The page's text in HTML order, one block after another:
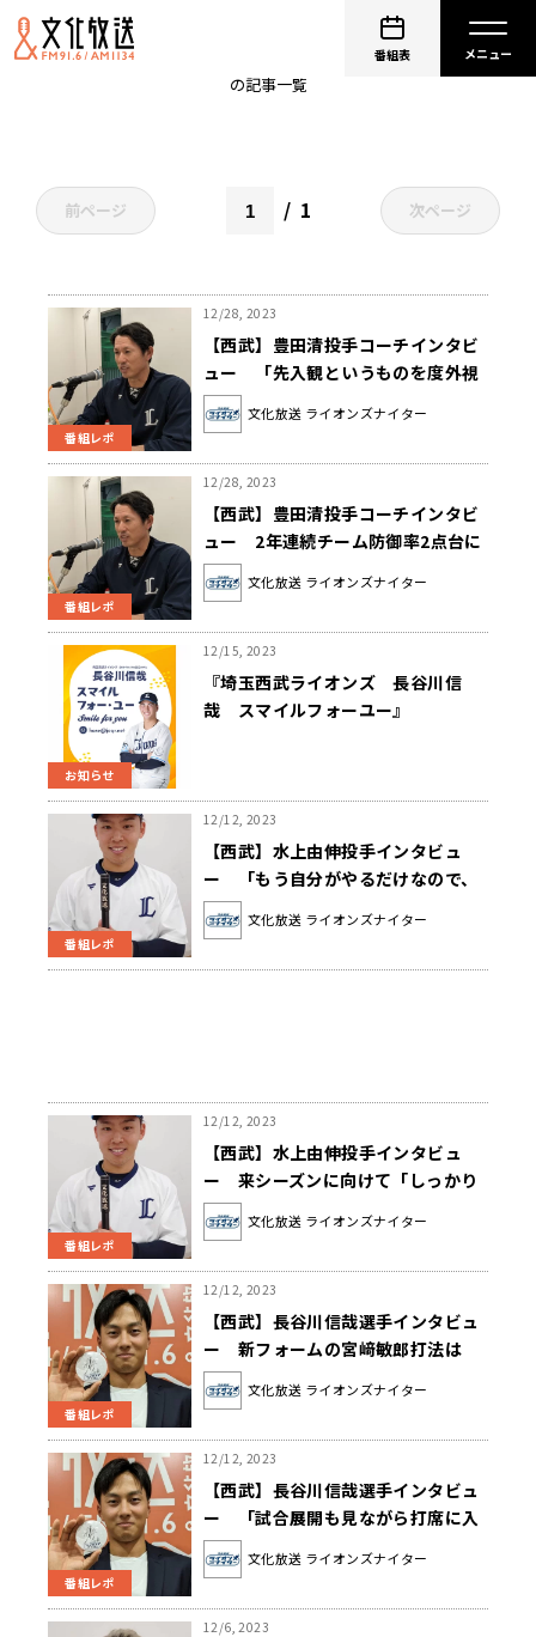
番組表
の記事一覧
前ページ 1 次ページ
番組レポ
12/28, 2023
【西武】豊田清投手コーチインタビ
ュー 「先入観というものを度外視
して後半いろいろなピッチャーを起
用した」
文化放送 ライオンズナイター
番組レポ
12/28, 2023
【西武】豊田清投手コーチインタビ
ュー 2年連続チーム防御率2点台に
ついて「1年良かったからといってそ
れが続くのかどうかはすごく不安だ
文化放送 ライオンズナイター
お知らせ
12/15, 2023
『埼玉西武ライオンズ 長谷川信
哉 スマイルフォーユー』
番組レポ
12/12, 2023
【西武】水上由伸投手インタビュ
ー 「もう自分がやるだけなので、
来シーズンは楽しみにしていてくだ
さい」
文化放送 ライオンズナイター
番組レポ
12/12, 2023
【西武】水上由伸投手インタビュ
ー 来シーズンに向けて「しっかり
と責任を持って、後ろで投げられる
ように」
文化放送 ライオンズナイター
番組レポ
12/12, 2023
【西武】長谷川信哉選手インタビュ
ー 新フォームの宮﨑敏郎打法は
「ヒッチを使うバッターとしてすご
いなと思ったので、まずは真似から
文化放送 ライオンズナイター
番組レポ
12/12, 2023
【西武】長谷川信哉選手インタビュ
ー 「試合展開も見ながら打席に入
ることでちょっとした余裕が生ま
れ、いい結果に結びついた」
文化放送 ライオンズナイター
12/6, 2023